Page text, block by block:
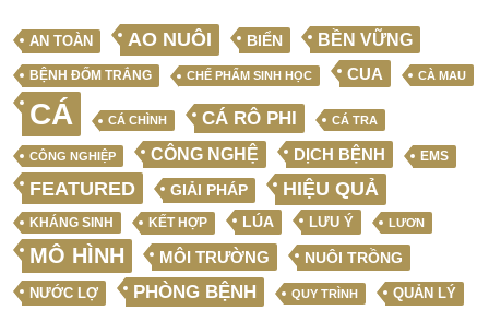
AN TOÀN AO NUÔI BIỂN BỀN VỮNG
BỆNH ĐỐM TRẮNG CHẾ PHẨM SINH HỌC CUA CÀ MAU
CÁ CÁ CHÌNH CÁ RÔ PHI CÁ TRA
CÔNG NGHIỆP CÔNG NGHỆ DỊCH BỆNH EMS
FEATURED GIẢI PHÁP HIỆU QUẢ
KHÁNG SINH KẾT HỢP LÚA LƯU Ý LƯƠN
MÔ HÌNH MÔI TRƯỜNG NUÔI TRỒNG
NƯỚC LỢ PHÒNG BỆNH QUY TRÌNH QUẢN LÝ